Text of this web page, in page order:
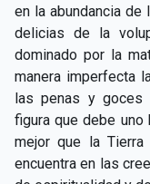
en la abundancia
delicias de la
dominado por la
manera imperfecta
las penas y goces
figura que debe
mejor que la
encuentra en las